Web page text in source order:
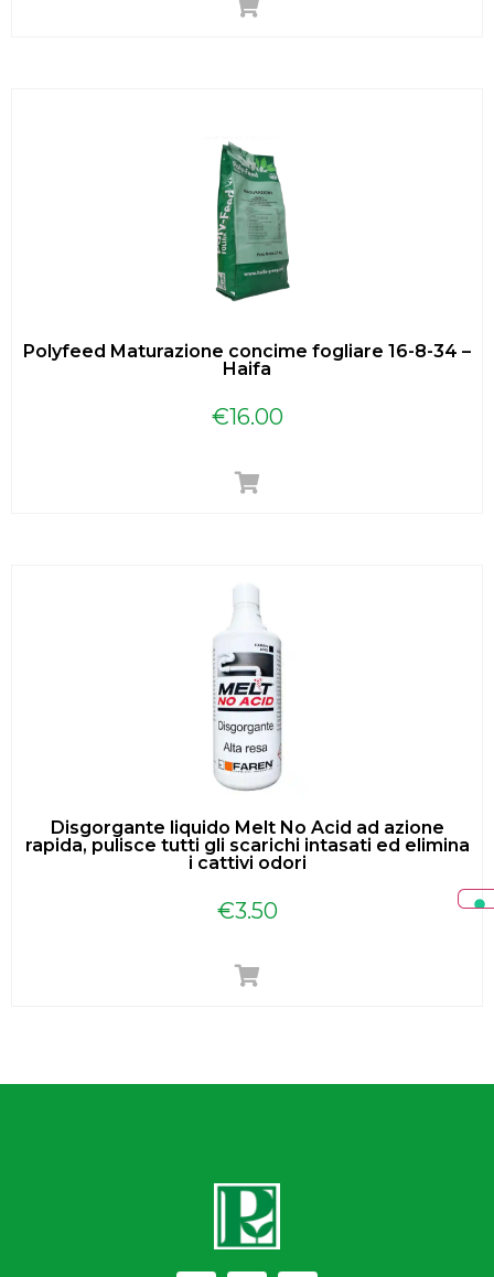
Polyfeed Maturazione concime fogliare 16-8-34 –
Haifa
€16.00
Disgorgante liquido Melt No Acid ad azione
rapida, pulisce tutti gli scarichi intasati ed elimina
i cattivi odori
€3.50